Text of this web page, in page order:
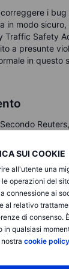
SUI COOKIE
all'utente una
operazioni del
connessione ai
relativo
di consenso.
qualsiasi
cookie policy
i bug
in modo sicuro,
Traffic Safety
a presunte
in questo
grandi città
1.000 veicoli
e sta ora
l’intelligenza